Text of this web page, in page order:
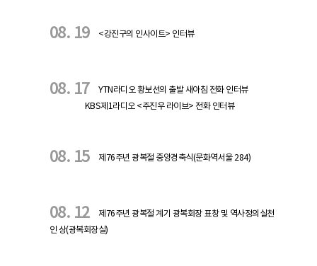
08. 19 <강진구의 인사이트> 인터뷰
08. 17
YTN라디오 황보선의 출발 새아침 전화 인터뷰
KBS제1라디오 <주진우 라이브> 전화 인터뷰
08. 15 제76주년 광복절 중앙경축식(문화역서울 284)
08. 12
제76주년 광복절 계기 광복회장 표창 및 역사정의실천
인 상(광복회장실)